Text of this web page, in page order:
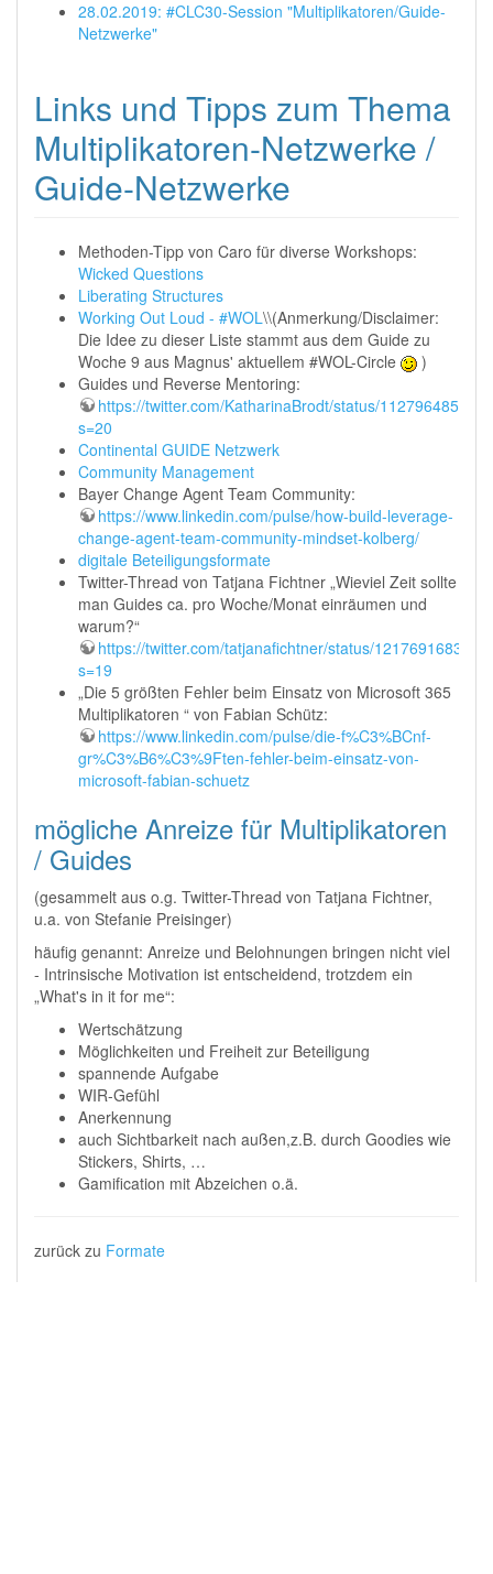
28.02.2019: #CLC30-Session "Multiplikatoren/Guide-
Netzwerke"
Links und Tipps zum Thema
Multiplikatoren-Netzwerke /
Guide-Netzwerke
Methoden-Tipp von Caro für diverse Workshops:
Wicked Questions
Liberating Structures
Working Out Loud - #WOL\\(Anmerkung/Disclaimer:
Die Idee zu dieser Liste stammt aus dem Guide zu
Woche 9 aus Magnus' aktuellem #WOL-Circle
)
Guides und Reverse Mentoring:
https://twitter.com/KatharinaBrodt/status/
s=20
Continental GUIDE Netzwerk
Community Management
Bayer Change Agent Team Community:
https://www.linkedin.com/pulse/how-build-leverage-
change-agent-team-community-mindset-kolberg/
digitale Beteiligungsformate
Twitter-Thread von Tatjana Fichtner „Wieviel Zeit sollte
man Guides ca. pro Woche/Monat einräumen und
warum?“
https://twitter.com/tatjanafichtner/status/
s=19
„Die 5 größten Fehler beim Einsatz von Microsoft 365
Multiplikatoren “ von Fabian Schütz:
https://www.linkedin.com/pulse/die-f%C3%BCnf-
gr%C3%B6%C3%9Ften-fehler-beim-einsatz-von-
microsoft-fabian-schuetz
mögliche Anreize für Multiplikatoren
/ Guides
(gesammelt aus o.g. Twitter-Thread von Tatjana Fichtner,
u.a. von Stefanie Preisinger)
häufig genannt: Anreize und Belohnungen bringen nicht viel
- Intrinsische Motivation ist entscheidend, trotzdem ein
„What's in it for me“:
Wertschätzung
Möglichkeiten und Freiheit zur Beteiligung
spannende Aufgabe
WIR-Gefühl
Anerkennung
auch Sichtbarkeit nach außen,z.B. durch Goodies wie
Stickers, Shirts, …
Gamification mit Abzeichen o.ä.
zurück zu Formate